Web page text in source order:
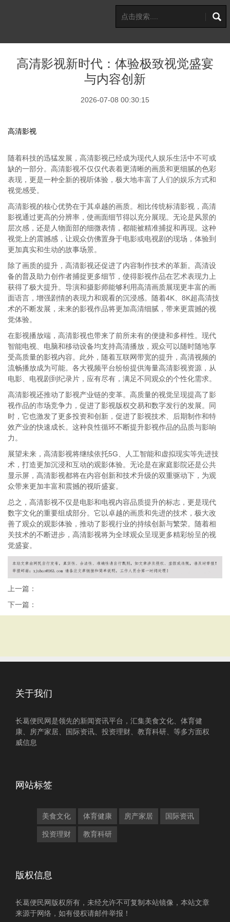
高清影视新时代：体验极致视觉盛宴
与内容创新
2026-07-08 00:30:15
高清影视
随着科技的迅猛发展，高清影视已经成为现代人娱乐生活中不可或
缺的一部分。高清影视不仅仅代表着更清晰的画质和更细腻的色彩
表现，更是一种全新的视听体验，极大地丰富了人们的娱乐方式和
视觉感受。
高清影视的核心优势在于其卓越的画质。相比传统标清影视，高清
影视通过更高的分辨率，使画面细节得以充分展现。无论是风景的
层次感，还是人物面部的细微表情，都能被精准捕捉和再现。这种
视觉上的震撼感，让观众仿佛置身于电影或电视剧的现场，体验到
更加真实和生动的故事场景。
除了画质的提升，高清影视还促进了内容制作技术的革新。高清设
备的普及助力创作者捕捉更多细节，使得影视作品在艺术表现力上
获得了极大提升。导演和摄影师能够利用高清画质展现更丰富的画
面语言，增强剧情的表现力和观看的沉浸感。随着4K、8K超高清技
术的不断发展，未来的影视作品将更加高清细腻，带来更震撼的视
觉体验。
在影视播放端，高清影视也带来了前所未有的便捷和多样性。现代
智能电视、电脑和移动设备均支持高清播放，观众可以随时随地享
受高质量的影视内容。此外，随着互联网带宽的提升，高清视频的
流畅播放成为可能。各大视频平台纷纷提供海量高清影视资源，从
电影、电视剧到纪录片，应有尽有，满足不同观众的个性化需求。
高清影视还推动了影视产业链的变革。高质量的视觉呈现提高了影
视作品的市场竞争力，促进了影视版权交易和数字发行的发展。同
时，它也激发了更多投资和创新，促进了影视技术、后期制作和特
效产业的快速成长。这种良性循环不断提升影视作品的品质与影响
力。
展望未来，高清影视将继续依托5G、人工智能和虚拟现实等先进技
术，打造更加沉浸和互动的观影体验。无论是在家庭影院还是公共
显示屏，高清影视都将在内容创新和技术升级的双重驱动下，为观
众带来更加丰富和震撼的视听盛宴。
总之，高清影视不仅是电影和电视内容品质提升的标志，更是现代
数字文化的重要组成部分。它以卓越的画质和先进的技术，极大改
善了观众的观影体验，推动了影视行业的持续创新与繁荣。随着相
关技术的不断进步，高清影视将为全球观众呈现更多精彩纷呈的视
觉盛宴。
上一篇：
下一篇：
关于我们
长葛便民网是领先的新闻资讯平台，汇集美食文化、体育健
康、房产家居、国际资讯、投资理财、教育科研、等多方面权
威信息
网站标签
美食文化 体育健康 房产家居 国际资讯
投资理财 教育科研
版权信息
长葛便民网版权所有，未经允许不可复制本站镜像，本站文章
来源于网络，如有侵权请邮件举报！